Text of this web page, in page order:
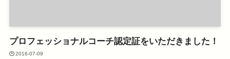
プロフェッショナルコーチ認定証をいただきました！
2016-07-09